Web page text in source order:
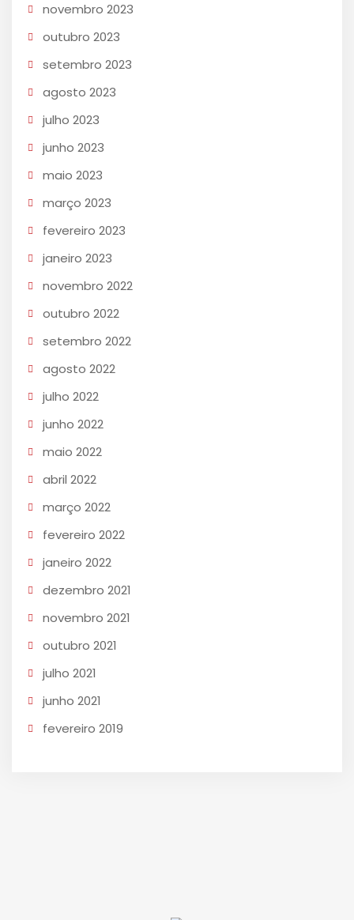
novembro 2023
outubro 2023
setembro 2023
agosto 2023
julho 2023
junho 2023
maio 2023
março 2023
fevereiro 2023
janeiro 2023
novembro 2022
outubro 2022
setembro 2022
agosto 2022
julho 2022
junho 2022
maio 2022
abril 2022
março 2022
fevereiro 2022
janeiro 2022
dezembro 2021
novembro 2021
outubro 2021
julho 2021
junho 2021
fevereiro 2019